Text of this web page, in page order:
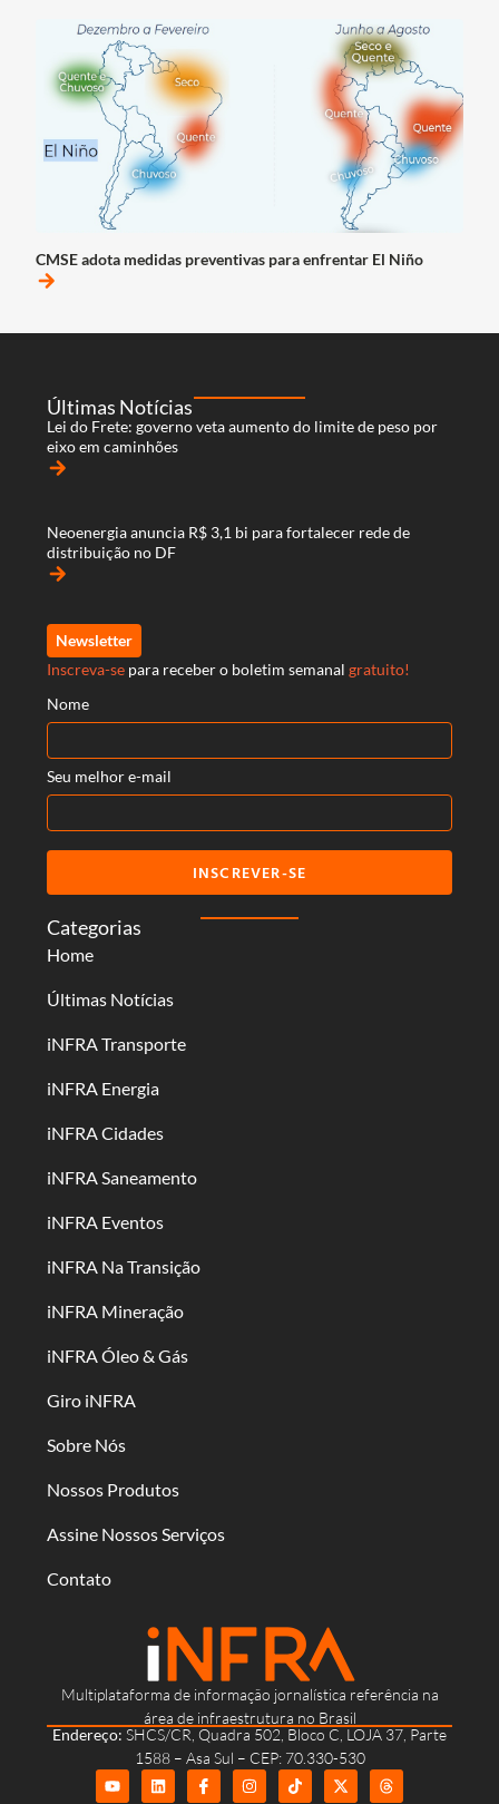
CMSE adota medidas preventivas para enfrentar El Niño
arrow_forward
Multiplataforma de informação jornalística referência na
área de infraestrutura no Brasil
Endereço: SHCS/CR, Quadra 502, Bloco C, LOJA 37, Parte
1588 – Asa Sul – CEP: 70.330-530
Categorias
Home
Últimas Notícias
iNFRA Transporte
iNFRA Energia
iNFRA Cidades
iNFRA Saneamento
iNFRA Eventos
iNFRA Na Transição
iNFRA Mineração
iNFRA Óleo & Gás
Giro iNFRA
Sobre Nós
Nossos Produtos
Assine Nossos Serviços
Contato
Últimas Notícias
Lei do Frete: governo veta aumento do limite de peso por
eixo em caminhões
arrow_forward
Neoenergia anuncia R$ 3,1 bi para fortalecer rede de
distribuição no DF
arrow_forward
Newsletter
Inscreva-se para receber o boletim semanal gratuito!
Nome
Seu melhor e-mail
INSCREVER-SE